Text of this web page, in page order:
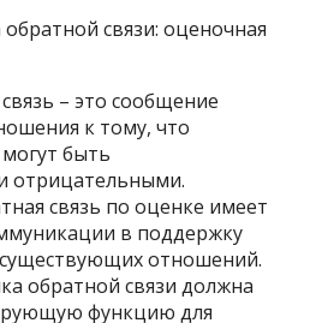
связи: оценочная
– это сообщение
к тому, что
быть
отрицательными.
связь по оценке имеет
в поддержку
отношений.
обратной связи должна
функцию для